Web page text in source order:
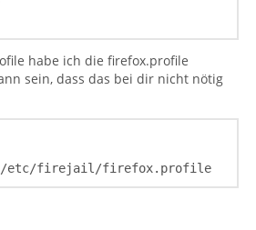
habe ich die firefox.profile
sein, dass das bei dir nicht nötig
/etc/firejail/firefox.profile